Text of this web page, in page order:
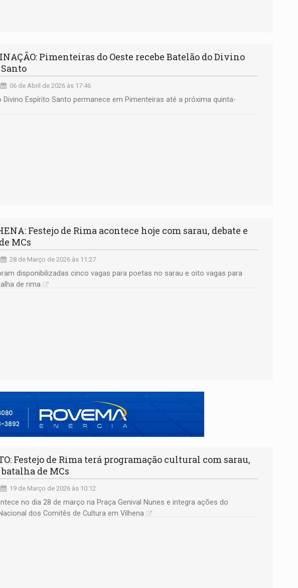
Pimenteiras do Oeste recebe Batelão do Divino
06 de Abril de 2026 às 17:46
Divino Espírito Santo permanece em Pimenteiras até a próxima quinta-
Festejo de Rima acontece hoje com sarau, debate e
MCs
28 de Março de 2026 às 11:27
disponibilizadas cinco vagas para poetas no sarau e oito vagas para
de rima
Festejo de Rima terá programação cultural com sarau,
batalha de MCs
19 de Março de 2026 às 10:12
no dia 28 de março na Praça Genival Nunes e integra ações do
dos Comitês de Cultura em Vilhena